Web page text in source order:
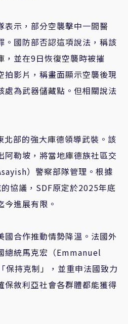
表示，部分空襲擊中一間醫
。國防部否認這項說法，稱該
，並在9日恢復空襲時被摧
拍影片，稱畫面顯示空襲後現
為武器儲藏點。 但相關說法
北部的強大庫德領導武裝。該
阿勒坡，將當地庫德族社區交
）警察部隊管理。根據
協議，SDF原定於2025年底
進展有限。
國合作推動情勢降溫。法國外
總統馬克宏（Emmanuel
保持克制」，並重申法國致力
保敘利亞社會各群體都能獲得